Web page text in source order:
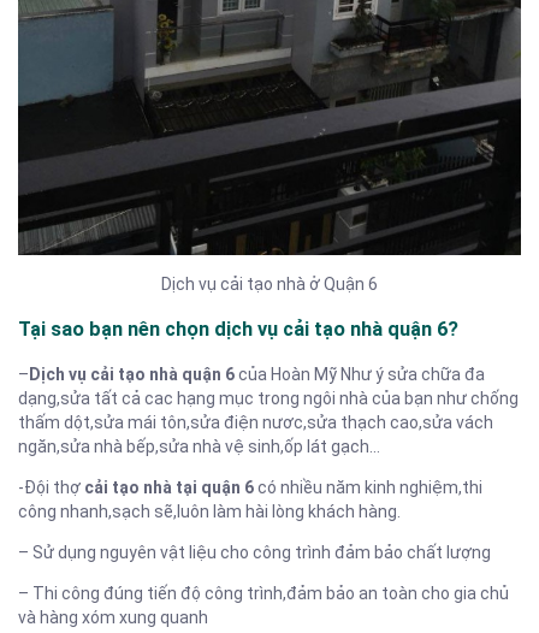
Dịch vụ cải tạo nhà ở Quận 6
Tại sao bạn nên chọn dịch vụ cải tạo nhà quận 6?
– Dịch vụ cải tạo nhà quận 6của Hoàn Mỹ Như ý sửa chữa đa
dạng,sửa tất cả cac hạng mục trong ngôi nhà của bạn như chống
thấm dột,sửa mái tôn,sửa điện nươc,sửa thạch cao,sửa vách
ngăn,sửa nhà bếp,sửa nhà vệ sinh,ốp lát gạch…
-Đội thợ cải tạo nhà tại quận 6có nhiều năm kinh nghiệm,thi
công nhanh,sạch sẽ,luôn làm hài lòng khách hàng.
– Sử dụng nguyên vật liệu cho công trình đảm bảo chất lượng
– Thi công đúng tiến độ công trình,đảm bảo an toàn cho gia chủ
và hàng xóm xung quanh